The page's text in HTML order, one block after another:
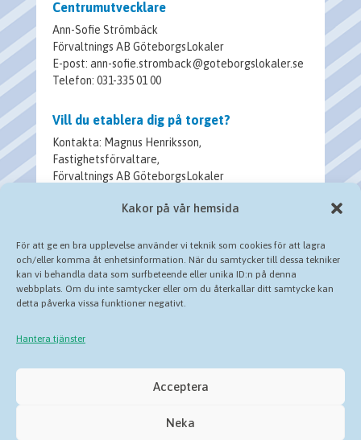
Kakor på vår hemsida
För att ge en bra upplevelse använder vi teknik som cookies för att lagra
och/eller komma åt enhetsinformation. När du samtycker till dessa tekniker
kan vi behandla data som surfbeteende eller unika ID:n på denna
webbplats. Om du inte samtycker eller om du återkallar ditt samtycke kan
detta påverka vissa funktioner negativt.
Hantera tjänster
Acceptera
Neka
Centrumutvecklare
Ann-Sofie Strömbäck
Förvaltnings AB GöteborgsLokaler
E-post: ann-sofie.stromback@goteborgslokaler.se
Telefon: 031-335 01 00
Vill du etablera dig på torget?
Kontakta: Magnus Henriksson,
Fastighetsförvaltare,
Förvaltnings AB GöteborgsLokaler
Telefon: 031-335 01 00
Hitta hit
Bergsjön Centrum i Tillgänglighetsdatabasen